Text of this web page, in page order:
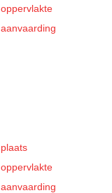
oppervlakte
aanvaarding
plaats
oppervlakte
aanvaarding